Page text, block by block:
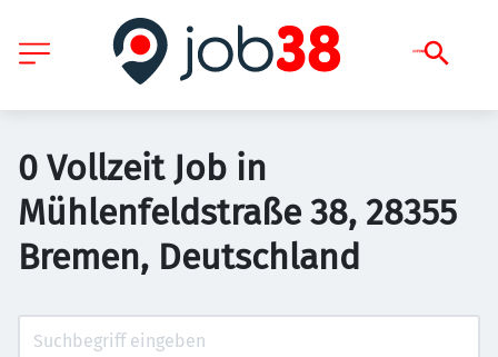
0 Vollzeit Job in
Mühlenfeldstraße 38, 28355
Bremen, Deutschland